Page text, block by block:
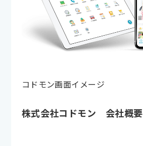
コドモン画面イメージ
株式会社コドモン 会社概要